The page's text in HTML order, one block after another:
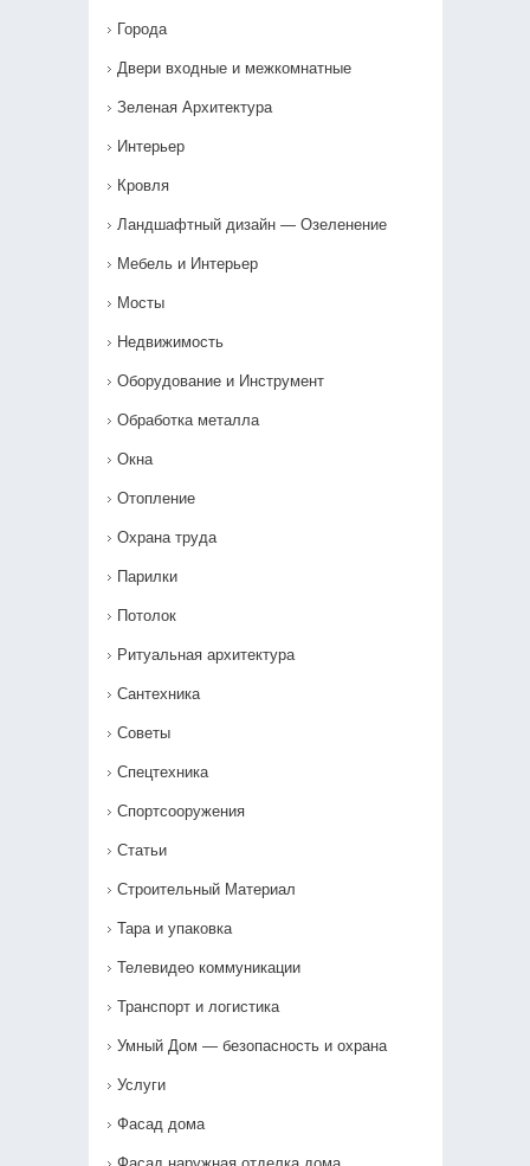
Города
Двери входные и межкомнатные
Зеленая Архитектура
Интерьер
Кровля
Ландшафтный дизайн — Озеленение‎
Мебель и Интерьер
Мосты
Недвижимость
Оборудование и Инструмент
Обработка металла
Окна
Отопление
Охрана труда
Парилки
Потолок
Ритуальная архитектура
Сантехника
Советы
Спецтехника
Спортсооружения
Статьи
Строительный Материал
Тара и упаковка
Телевидео коммуникации
Транспорт и логистика
Умный Дом — безопасность и охрана
Услуги
Фасад дома